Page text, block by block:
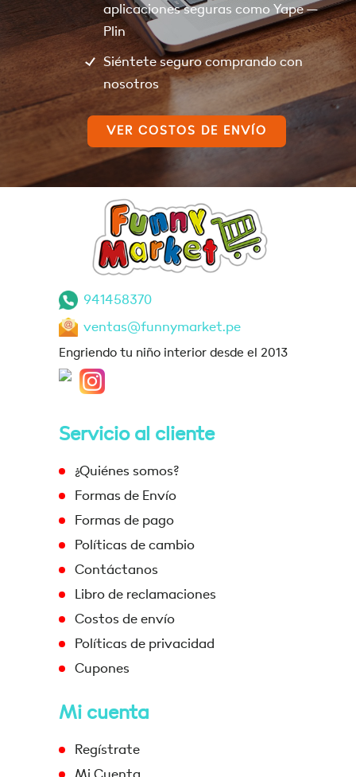
aplicaciones seguras como Yape –
Plin
Siéntete seguro comprando con
nosotros
VER COSTOS DE ENVÍO
941458370
ventas@funnymarket.pe
Engriendo tu niño interior desde el 2013
Servicio al cliente
¿Quiénes somos?
Formas de Envío
Formas de pago
Políticas de cambio
Contáctanos
Libro de reclamaciones
Costos de envío
Políticas de privacidad
Cupones
Mi cuenta
Regístrate